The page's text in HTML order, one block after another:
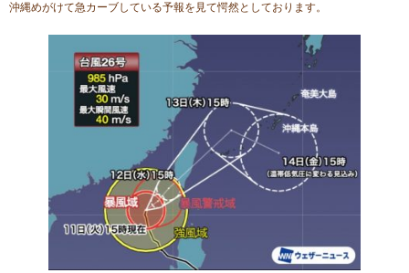
沖縄めがけて急カーブしている予報を見て愕然としております。